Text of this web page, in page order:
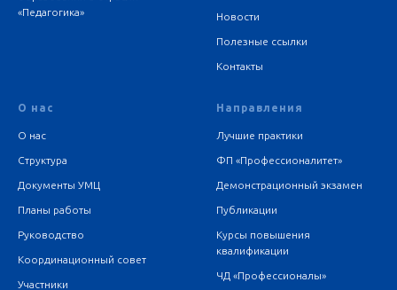
«Педагогика»
Новости
Полезные ссылки
Контакты
О нас
О нас
Структура
Документы УМЦ
Планы работы
Руководство
Координационный совет
Участники
Направления
Лучшие практики
ФП «Профессионалитет»
Демонстрационный экзамен
Публикации
Курсы повышения
квалификации
ЧД «Профессионалы»